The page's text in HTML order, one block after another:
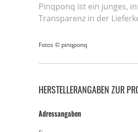
Pinqponq ist ein junges,
Transparenz in der
Fotos © pinqponq
HERSTELLERANGABEN ZUR
Adressangaben